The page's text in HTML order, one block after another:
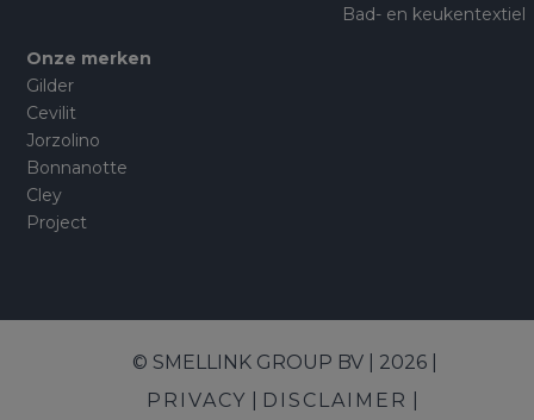
Bad- en keukentextiel
Onze merken
Gilder
Cevilit
Jorzolino
Bonnanotte
Cley
Project
© SMELLINK GROUP BV | 2026 |
PRIVACY
DISCLAIMER